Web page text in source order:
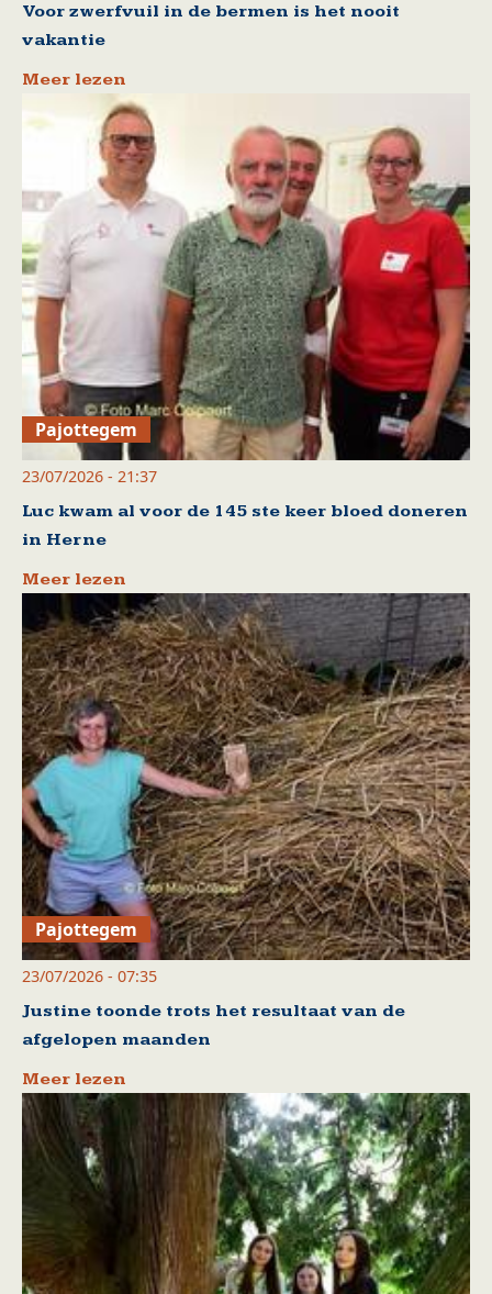
Voor zwerfvuil in de bermen is het nooit
vakantie
Meer lezen
Pajottegem
23/07/2026 - 21:37
Luc kwam al voor de 145 ste keer bloed doneren
in Herne
Meer lezen
Pajottegem
23/07/2026 - 07:35
Justine toonde trots het resultaat van de
afgelopen maanden
Meer lezen